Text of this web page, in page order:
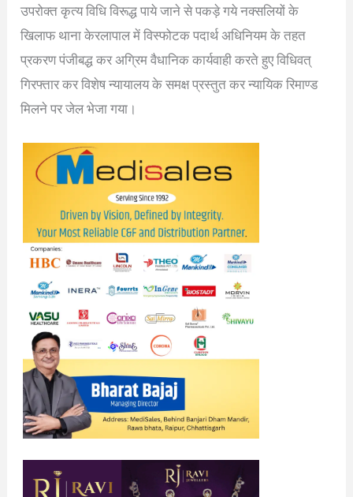
उपरोक्त कृत्य विधि विरूद्ध पाये जाने से पकड़े गये नक्सलियों के
खिलाफ थाना केरलापाल में विस्फोटक पदार्थ अधिनियम के तहत
प्रकरण पंजीबद्ध कर अग्रिम वैधानिक कार्यवाही करते हुए विधिवत्
गिरफ्तार कर विशेष न्यायालय के समक्ष प्रस्तुत कर न्यायिक रिमाण्ड
मिलने पर जेल भेजा गया।